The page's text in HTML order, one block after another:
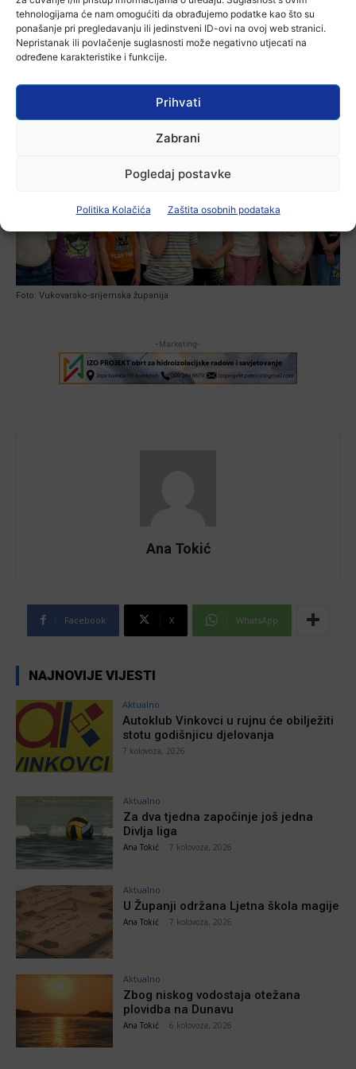
tehnologijama će nam omogućiti da obrađujemo podatke kao što su
ponašanje pri pregledavanju ili jedinstveni ID-ovi na ovoj web stranici.
Nepristanak ili povlačenje suglasnosti može negativno utjecati na
određene karakteristike i funkcije.
Prihvati
Zabrani
Pogledaj postavke
Politika Kolačića Zaštita osobnih podataka
Zagrebu, gdje u prostorijama Hrvatske matice iseljenika
započinje prvi Tjedan Hrvata izvan Republike Hrvatske. Nova,
trajna nacionalna manifestacija, utemeljena odlukom
Hrvatskoga sabora, slavi neraskidive veze, baštinu i zajedničku
Foto: Vukovarsko-srijemska županija
-Marketing-
Ana Tokić
Facebook X WhatsApp
NAJNOVIJE VIJESTI
Aktualno
Autoklub Vinkovci u rujnu će obilježiti
stotu godišnjicu djelovanja
7 kolovoza, 2026
Aktualno
Za dva tjedna započinje još jedna
Divlja liga
Ana Tokić 7 kolovoza, 2026
Aktualno
U Županji održana Ljetna škola magije
Ana Tokić 7 kolovoza, 2026
Aktualno
Zbog niskog vodostaja otežana
plovidba na Dunavu
Ana Tokić 6 kolovoza, 2026